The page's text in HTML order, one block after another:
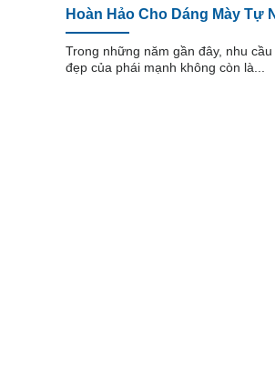
Hoàn Hảo Cho Dáng Mày Tự
– Nam Tính
Trong những năm gần đây, nhu cầu
đẹp của phái mạnh không còn là...